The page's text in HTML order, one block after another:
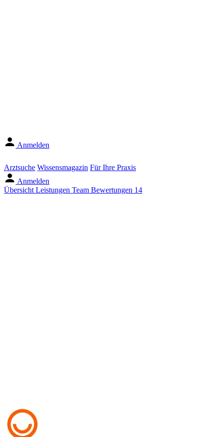
Anmelden
Arztsuche Wissensmagazin Für Ihre Praxis
Anmelden
Übersicht Leistungen Team Bewertungen 14